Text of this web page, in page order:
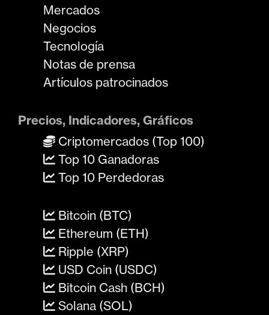
Mercados
Negocios
Tecnología
Notas de prensa
Artículos patrocinados
Precios, Indicadores, Gráficos
Criptomercados (Top 100)
Top 10 Ganadoras
Top 10 Perdedoras
Bitcoin (BTC)
Ethereum (ETH)
Ripple (XRP)
USD Coin (USDC)
Bitcoin Cash (BCH)
Solana (SOL)